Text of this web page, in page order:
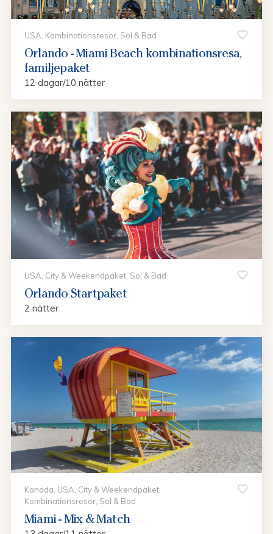
USA, Kombinationsresor, Sol & Bad
Orlando - Miami Beach kombinationsresa,
familjepaket
12 dagar/10 nätter
USA, City & Weekendpaket, Sol & Bad
Orlando Startpaket
2 nätter
Kanada, USA, City & Weekendpaket,
Kombinationsresor, Sol & Bad
Miami - Mix & Match